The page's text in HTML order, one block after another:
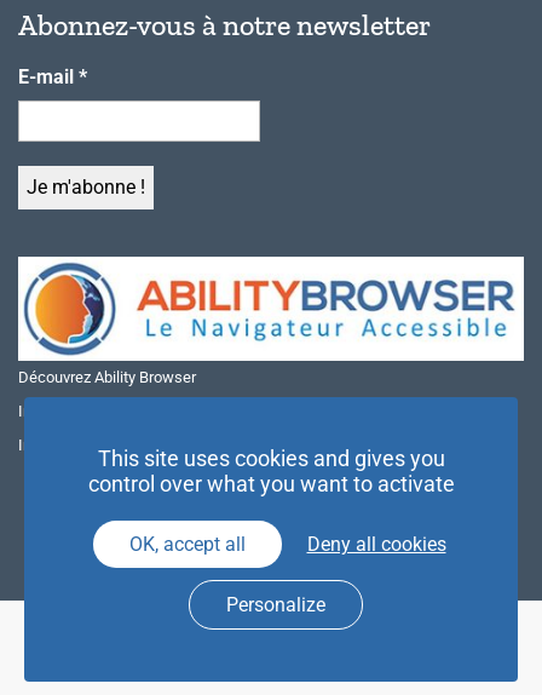
Abonnez-vous à notre newsletter
E-mail *
Découvrez Ability Browser
Installer Ability Browser sur Windows
Installer Ability Browser sur Mac
Mentions légales|Politique de confidentialité
This site uses cookies and gives you
control over what you want to activate
OK, accept all Deny all cookies
Personalize